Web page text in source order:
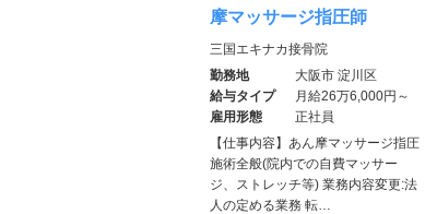
摩マッサージ指圧師
三国エキナカ接骨院
勤務地
大阪市 淀川区
給与タイプ
月給26万6,000円～
雇用形態
正社員
【仕事内容】あん摩マッサージ指圧
施術全般(院内での自費マッサー
ジ、ストレッチ等) 業務内容変更:法
人の定める業務 転…